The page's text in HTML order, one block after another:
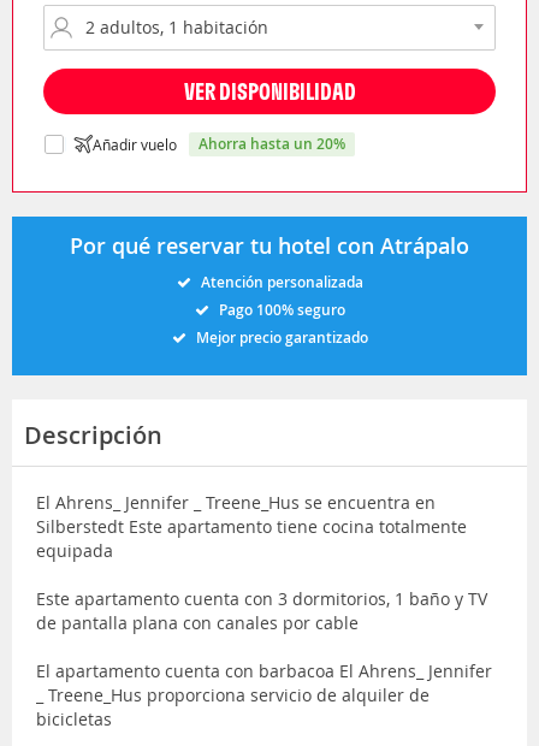
VER DISPONIBILIDAD
Añadir vuelo ahorra hasta un 20%
Por qué reservar tu hotel con Atrápalo
Atención personalizada
Pago 100% seguro
Mejor precio garantizado
Descripción
El Ahrens_ Jennifer _ Treene_Hus se encuentra en
Silberstedt Este apartamento tiene cocina totalmente
equipada
Este apartamento cuenta con 3 dormitorios, 1 baño y TV
de pantalla plana con canales por cable
El apartamento cuenta con barbacoa El Ahrens_ Jennifer
_ Treene_Hus proporciona servicio de alquiler de
bicicletas